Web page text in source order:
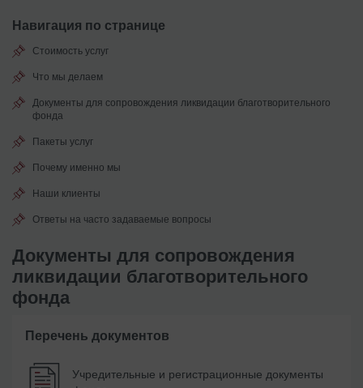
Навигация по странице
Стоимость услуг
Что мы делаем
Документы для сопровождения ликвидации благотворительного
фонда
Пакеты услуг
Почему именно мы
Наши клиенты
Ответы на часто задаваемые вопросы
Документы для сопровождения
ликвидации благотворительного
фонда
Перечень документов
Учредительные и регистрационные документы